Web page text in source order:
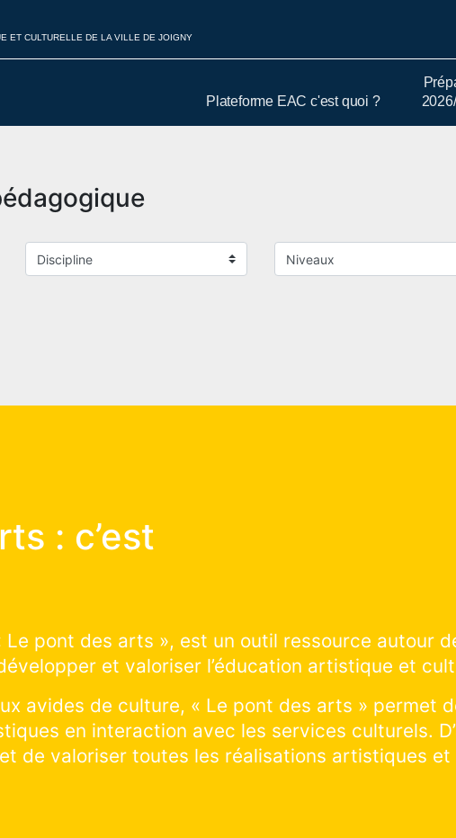
ET CULTURELLE DE LA VILLE DE JOIGNY
Plateforme EAC c'est quoi ?
:
?
avec nous les prochains projets d’éducation
: cliquer et explorer sur la saison à venir !
les projets artistiques en cours de réalisations :
Vous souhaitez visiter un lieu et pratiquer une
les lieux culturels de la ville !